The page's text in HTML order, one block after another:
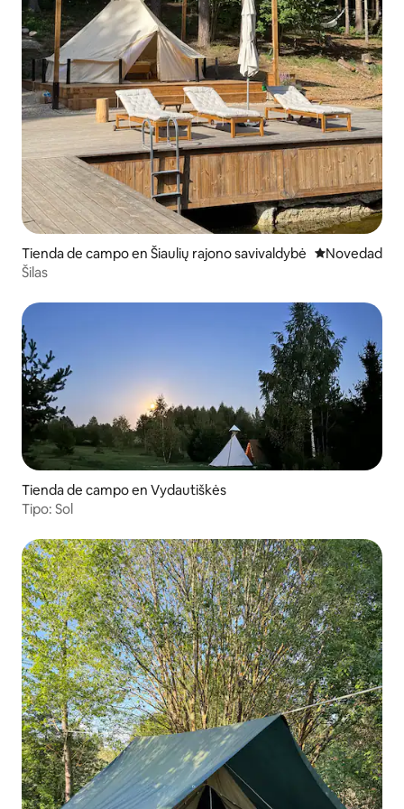
Tienda de campo en Šiaulių rajono savivaldybė Lugar para
Novedad
Šilas
Tienda de campo en Vydautiškės
Tipo: Sol